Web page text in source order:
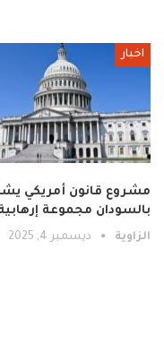
اخبار
مشروع قانون أمريكي
بالسودان مجموعة
الزاوية ديسمبر 4, 2025